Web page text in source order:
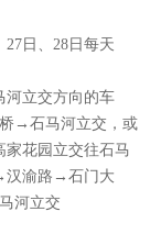
27日、28日每天
河立交方向的车
→石马河立交，或
花园立交往石马
汉渝路→石门大
河立交